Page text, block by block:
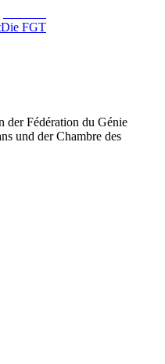
Die FGT
der Fédération du Génie
und der Chambre des